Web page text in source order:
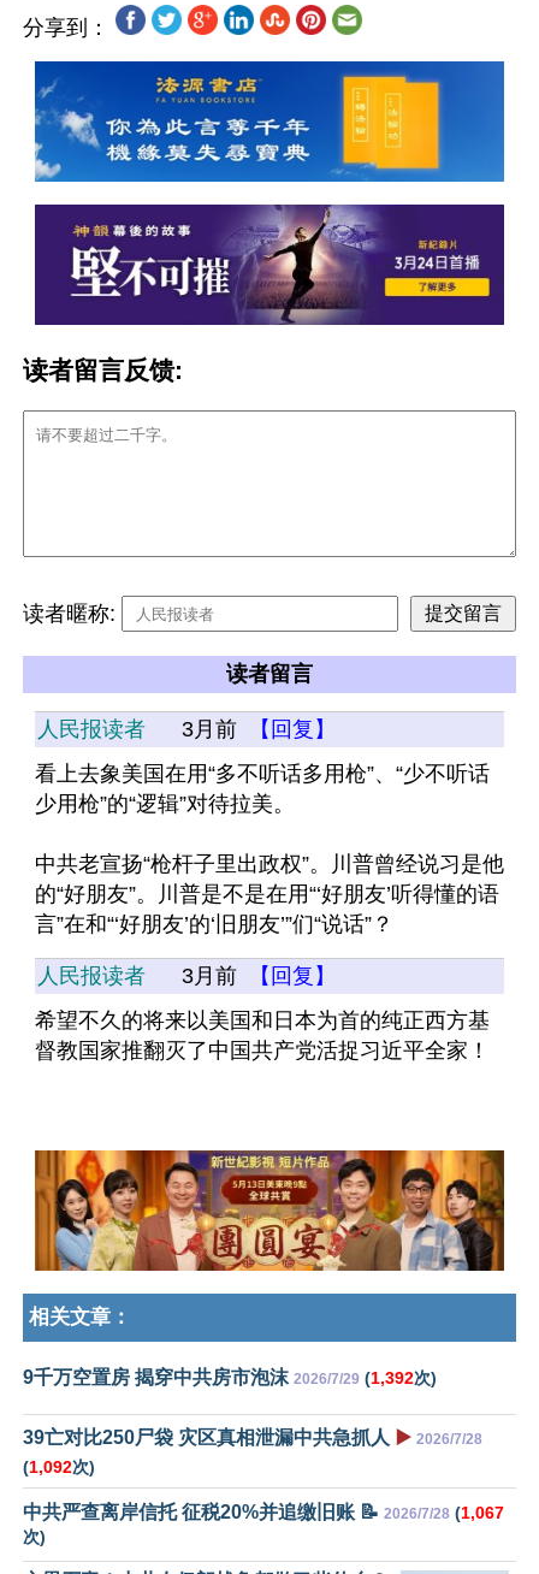
分享到：
读者留言反馈:
读者暱称:
读者留言
人民报读者 3月前
【回复】
看上去象美国在用“多不听话多用枪”、“少不听话
少用枪”的“逻辑”对待拉美。
中共老宣扬“枪杆子里出政权”。川普曾经说习是他
的“好朋友”。川普是不是在用“‘好朋友’听得懂的语
言”在和“‘好朋友’的‘旧朋友’”们“说话”？
人民报读者 3月前
【回复】
希望不久的将来以美国和日本为首的纯正西方基
督教国家推翻灭了中国共产党活捉习近平全家！
相关文章：
9千万空置房 揭穿中共房市泡沫 2026/7/29 (1,392次)
39亡对比250尸袋 灾区真相泄漏中共急抓人 ▶️ 2026/7/28
(1,092次)
中共严查离岸信托 征税20%并追缴旧账 📝 2026/7/28 (1,067
次)